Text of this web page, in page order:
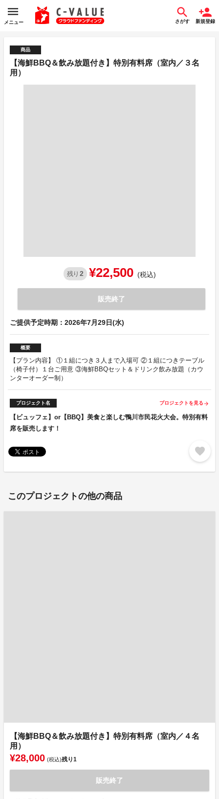
メニュー さがす 新規登録
商品
【海鮮BBQ＆飲み放題付き】特別有料席（室内／３名
用）
残り 2 ¥22,500 (税込)
販売終了
ご提供予定時期：2026年7月29日(水)
概要
【プラン内容】 ①１組につき３人まで入場可 ②１組につきテーブル
（椅子付）１台ご用意 ③海鮮BBQセット＆ドリンク飲み放題（カウ
ンターオーダー制）
プロジェクト名 プロジェクトを見る arrow_forward
【ビュッフェ】or【BBQ】美食と楽しむ鴨川市民花火大会。特別有料
席を販売します！
favorite
このプロジェクトの他の商品
【海鮮BBQ＆飲み放題付き】特別有料席（室内／４名
用）
¥28,000 (税込)残り1
販売終了